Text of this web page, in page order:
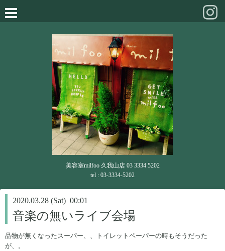
美容室milfoo 久我山店 03 3334 5202
tel : 03-3334-5202
2020.03.28 (Sat) 00:01
音楽の無いライブ会場
品物が無くなったスーパー、、トイレットペーパーの時もそうだった
が、。